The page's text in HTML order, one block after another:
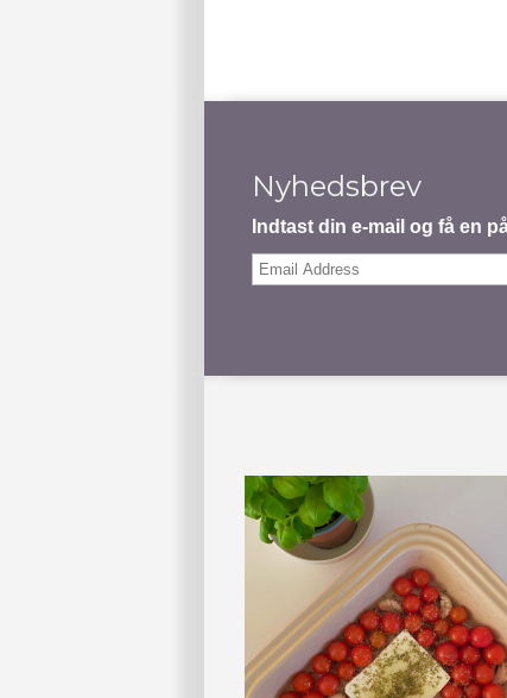
Nyhedsbrev
Indtast din e-mail og få en
Email